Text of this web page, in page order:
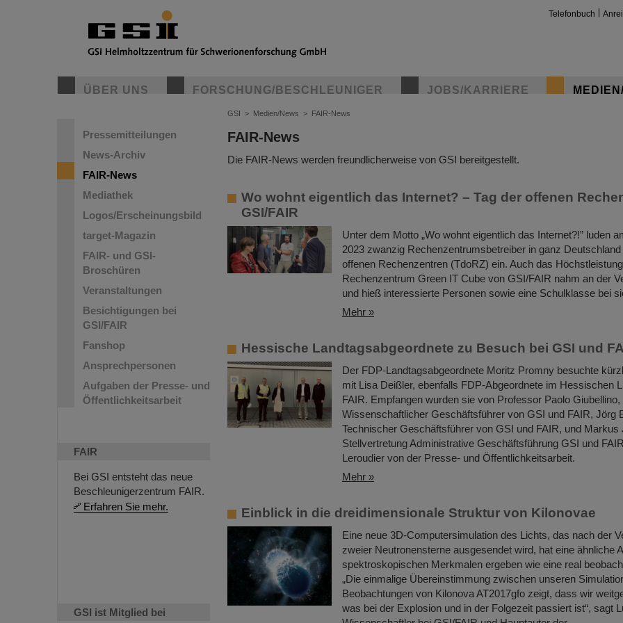
Telefonbuch
ÜBER UNS FORSCHUNG/BESCHLEUNIGER JOBS/KARRIERE
Pressemitteilungen
News-Archiv
FAIR-News
Mediathek
Logos/Erscheinungsbild
target-Magazin
FAIR- und GSI-
Broschüren
Veranstaltungen
Besichtigungen bei
GSI/FAIR
Fanshop
Ansprechpersonen
Aufgaben der Presse- und
Öffentlichkeitsarbeit
FAIR
Bei GSI entsteht das neue
Beschleunigerzentrum FAIR.
Erfahren Sie mehr.
GSI ist Mitglied bei
GSI > Medien/News > FAIR-News
FAIR-News
Die FAIR-News werden freundlicherweise von GSI bereitgestellt.
Wo wohnt eigentlich das Internet? – Tag der offenen
GSI/FAIR
Unter dem Motto „Wo wohnt eigentlich das Internet?!” luden
2023 zwanzig Rechenzentrumsbetreiber in ganz
offenen Rechenzentren (TdoRZ) ein. Auch das
Rechenzentrum Green IT Cube von GSI/FAIR nahm an der
und hieß interessierte Personen sowie eine Schulklasse bei
Mehr »
Hessische Landtagsabgeordnete zu Besuch bei GSI und
Der FDP-Landtagsabgeordnete Moritz Promny besuchte
mit Lisa Deißler, ebenfalls FDP-Abgeordnete im Hessischen
FAIR. Empfangen wurden sie von Professor Paolo Giubellino,
Wissenschaftlicher Geschäftsführer von GSI und FAIR, Jörg
Technischer Geschäftsführer von GSI und FAIR, und Markus
Stellvertretung Administrative Geschäftsführung GSI und
Leroudier von der Presse- und Öffentlichkeitsarbeit.
Mehr »
Einblick in die dreidimensionale Struktur von Kilonovae
Eine neue 3D-Computersimulation des Lichts, das nach der
zweier Neutronensterne ausgesendet wird, hat eine ähnliche
spektroskopischen Merkmalen ergeben wie eine real
„Die einmalige Übereinstimmung zwischen unseren
Beobachtungen von Kilonova AT2017gfo zeigt, dass wir
was bei der Explosion und in der Folgezeit passiert ist“, sagt